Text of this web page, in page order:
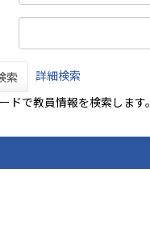
索
詳細検索
ドで教員情報を検索します。